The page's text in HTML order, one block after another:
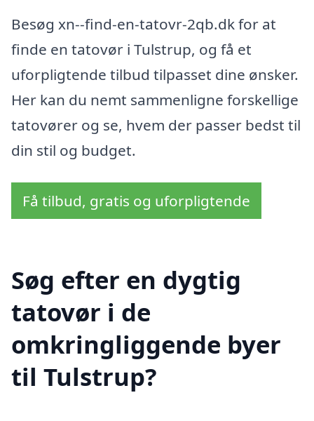
Besøg xn--find-en-tatovr-2qb.dk for at
finde en tatovør i Tulstrup, og få et
uforpligtende tilbud tilpasset dine ønsker.
Her kan du nemt sammenligne forskellige
tatovører og se, hvem der passer bedst til
din stil og budget.
Få tilbud, gratis og uforpligtende
Søg efter en dygtig
tatovør i de
omkringliggende byer
til Tulstrup?